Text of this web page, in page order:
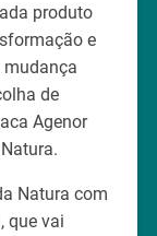
produto
e
mudança
de
Agenor
Natura com
que vai